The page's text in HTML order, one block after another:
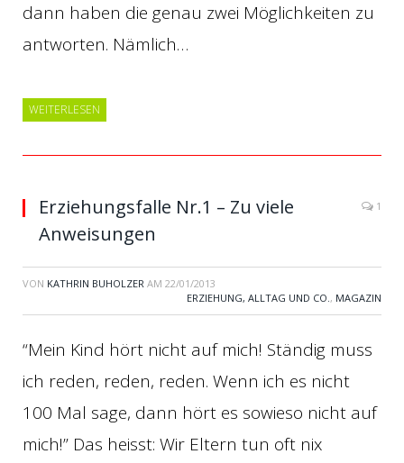
dann haben die genau zwei Möglichkeiten zu
antworten. Nämlich…
WEITERLESEN
Erziehungsfalle Nr.1 – Zu viele
Anweisungen
1
VON KATHRIN BUHOLZER AM 22/01/2013
ERZIEHUNG, ALLTAG UND CO., MAGAZIN
“Mein Kind hört nicht auf mich! Ständig muss
ich reden, reden, reden. Wenn ich es nicht
100 Mal sage, dann hört es sowieso nicht auf
mich!” Das heisst: Wir Eltern tun oft nix